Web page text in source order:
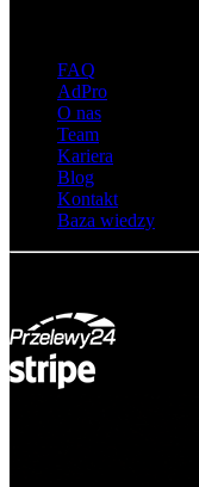
FAQ
AdPro
O nas
Team
Kariera
Blog
Kontakt
Baza wiedzy